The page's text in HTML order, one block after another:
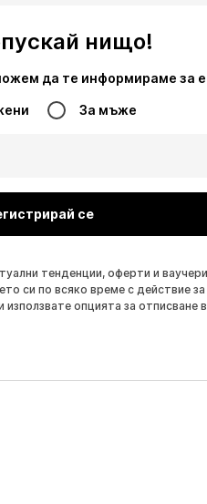
нищо!
да те информираме за
За мъже
се
тенденции, оферти и
си по всяко време с действие
използвате опцията за отписване